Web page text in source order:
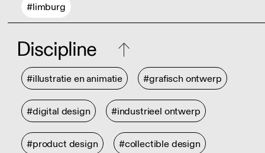
#limburg
Discipline
#illustratie en animatie #grafisch ontwerp
#digital design #industrieel ontwerp
#product design #collectible design